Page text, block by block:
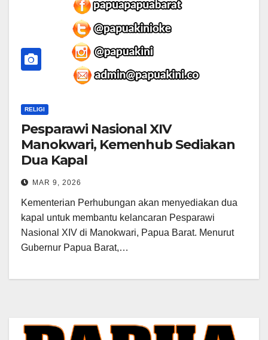
RELIGI
Pesparawi Nasional XIV
Manokwari, Kemenhub Sediakan
Dua Kapal
MAR 9, 2026
Kementerian Perhubungan akan menyediakan dua
kapal untuk membantu kelancaran Pesparawi
Nasional XIV di Manokwari, Papua Barat. Menurut
Gubernur Papua Barat,…